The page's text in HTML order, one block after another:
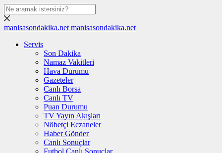
manisasondakika.net manisasondakika.net
Servis
Son Dakika
Namaz Vakitleri
Hava Durumu
Gazeteler
Canlı Borsa
Canlı TV
Puan Durumu
TV Yayın Akışları
Nöbetçi Eczaneler
Haber Gönder
Canlı Sonuçlar
Futbol Canlı Sonuçlar